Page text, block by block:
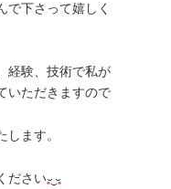
で下さって嬉しく
経験、技術で私が
いただきますので
ます。
ださい